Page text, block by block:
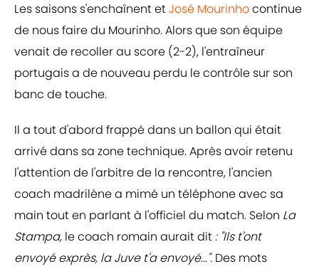
Les saisons s'enchaînent etJosé Mourinhocontinue
de nous faire du Mourinho. Alors que son équipe
venait de recoller au score (2-2), l'entraîneur
portugais a de nouveau perdu le contrôle sur son
banc de touche.
Il a tout d'abord frappé dans un ballon qui était
arrivé dans sa zone technique. Après avoir retenu
l'attention de l'arbitre de la rencontre, l'ancien
coach madrilène a mimé un téléphone avec sa
main tout en parlant à l'officiel du match. Selon La
Stampa, le coach romain aurait dit : "Ils t'ont
envoyé exprès, la Juve t'a envoyé...". Des mots